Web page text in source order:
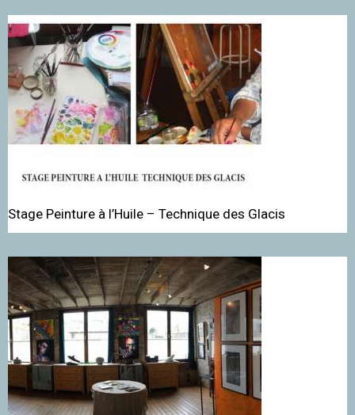
Stage Peinture à l’Huile – Technique des Glacis